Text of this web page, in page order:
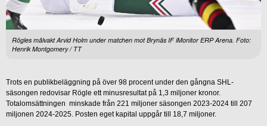
Rögles målvakt Arvid Holm under matchen mot Brynäs IF iMonitor ERP Arena. Foto:
Henrik Montgomery / TT
Trots en publikbeläggning på över 98 procent under den gångna SHL-
säsongen redovisar Rögle ett minusresultat på 1,3 miljoner kronor.
Totalomsättningen minskade från 221 miljoner säsongen 2023-2024 till 207
miljonen 2024-2025. Posten eget kapital uppgår till 18,7 miljoner.